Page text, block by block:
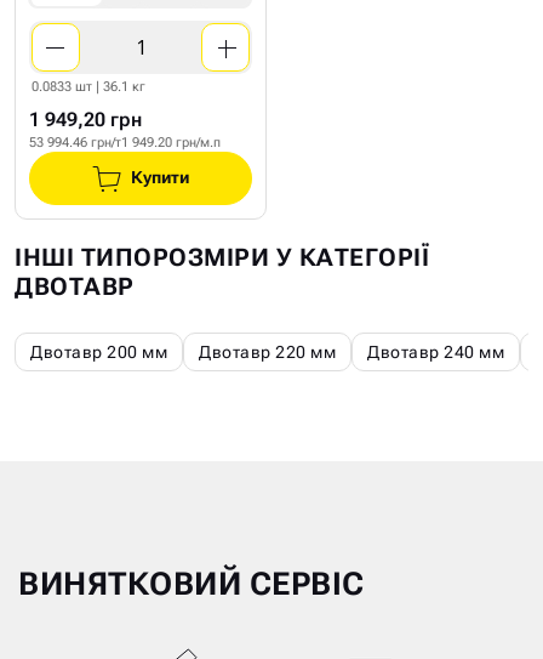
0.0833 шт | 36.1 кг
1 949,20 грн
53 994.46 грн/т1 949.20 грн/м.п
Купити
ІНШІ ТИПОРОЗМІРИ У КАТЕГОРІЇ
ДВОТАВР
Двотавр 200 мм Двотавр 220 мм Двотавр 240 мм
ВИНЯТКОВИЙ СЕРВІС